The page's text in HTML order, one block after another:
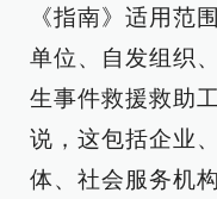
《指南》适用范
单位、自发组织
生事件救援救助
说，这包括企业
体、社会服务机